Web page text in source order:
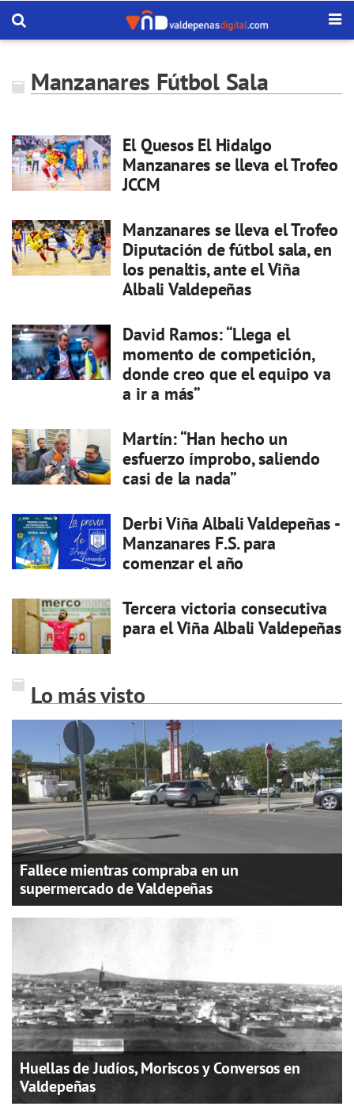
Manzanares Fútbol Sala
El Quesos El Hidalgo
Manzanares se lleva el Trofeo
JCCM
Manzanares se lleva el Trofeo
Diputación de fútbol sala, en
los penaltis, ante el Viña
Albali Valdepeñas
David Ramos: “Llega el
momento de competición,
donde creo que el equipo va
a ir a más”
Martín: “Han hecho un
esfuerzo ímprobo, saliendo
casi de la nada”
Derbi Viña Albali Valdepeñas -
Manzanares F.S. para
comenzar el año
Tercera victoria consecutiva
para el Viña Albali Valdepeñas
Lo más visto
Fallece mientras compraba en un
supermercado de Valdepeñas
Huellas de Judíos, Moriscos y Conversos en
Valdepeñas